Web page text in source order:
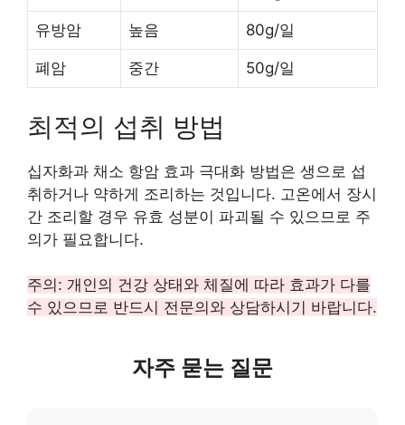
유방암 높음 80g/일
폐암 중간 50g/일
최적의 섭취 방법
십자화과 채소 항암 효과 극대화 방법은 생으로 섭
취하거나 약하게 조리하는 것입니다. 고온에서 장시
간 조리할 경우 유효 성분이 파괴될 수 있으므로 주
의가 필요합니다.
주의: 개인의 건강 상태와 체질에 따라 효과가 다를
수 있으므로 반드시 전문의와 상담하시기 바랍니다.
자주 묻는 질문